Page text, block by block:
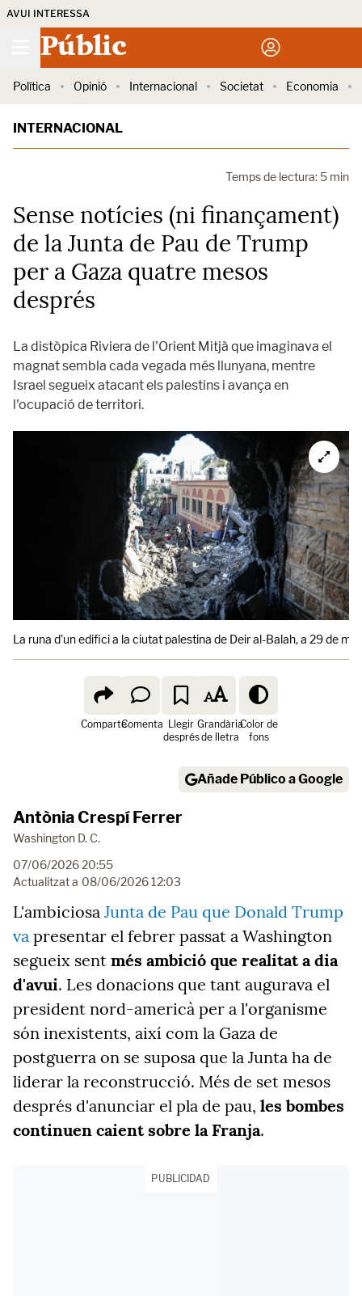
AVUI INTERESSA
Públic
Política Opinió Internacional Societat Economia
INTERNACIONAL
Temps de lectura: 5 min
Sense notícies (ni finançament)
de la Junta de Pau de Trump
per a Gaza quatre mesos
després
La distòpica Riviera de l'Orient Mitjà que imaginava el
magnat sembla cada vegada més llunyana, mentre
Israel segueix atacant els palestins i avança en
l'ocupació de territori.
La runa d'un edifici a la ciutat palestina de Deir al-Balah, a 29 de
ComparteComenta Llegir
després
Grandària
de lletra
Color de
fons
Añade Público a Google
Antònia Crespí Ferrer
Washington D. C.
07/06/2026 20:55
Actualitzat a 08/06/2026 12:03
L'ambiciosa Junta de Pau que Donald Trump
va presentar el febrer passat a Washington
segueix sent més ambició que realitat a dia
d'avui. Les donacions que tant augurava el
president nord-americà per a l'organisme
són inexistents, així com la Gaza de
postguerra on se suposa que la Junta ha de
liderar la reconstrucció. Més de set mesos
després d'anunciar el pla de pau, les bombes
continuen caient sobre la Franja.
PUBLICIDAD